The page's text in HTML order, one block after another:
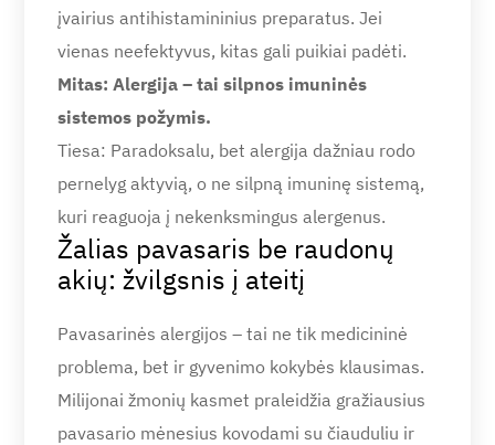
įvairius antihistamininius preparatus. Jei
vienas neefektyvus, kitas gali puikiai padėti.
Mitas: Alergija – tai silpnos imuninės
sistemos požymis.
Tiesa: Paradoksalu, bet alergija dažniau rodo
pernelyg aktyvią, o ne silpną imuninę sistemą,
kuri reaguoja į nekenksmingus alergenus.
Žalias pavasaris be raudonų
akių: žvilgsnis į ateitį
Pavasarinės alergijos – tai ne tik medicininė
problema, bet ir gyvenimo kokybės klausimas.
Milijonai žmonių kasmet praleidžia gražiausius
pavasario mėnesius kovodami su čiauduliu ir